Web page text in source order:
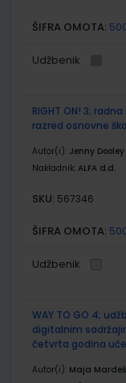
ŠIFRA OMOTA:
Udžbenik
RIGHT ON! 3;
razred osnovne
Autor(i): Jenny Dooley
Nakladnik: ALFA d.d.
SKU: 567346
ŠIFRA OMOTA:
Udžbenik
WAY TO GO 4;
digitalnim
četvrta godina
Autor(i): Maja